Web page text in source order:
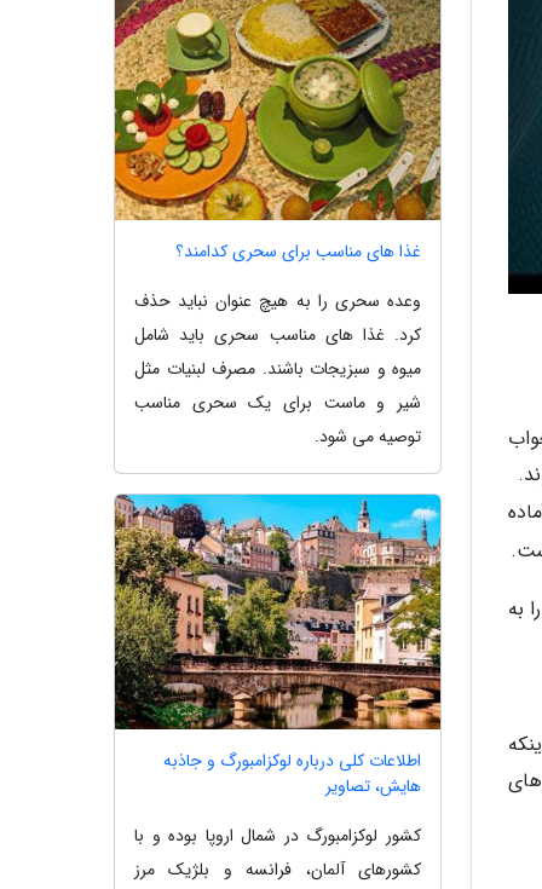
به
غذا های مناسب برای سحری کدامند؟
وعده سحری را به هیچ عنوان نباید حذف
کرد. غذا های مناسب سحری باید شامل
میوه و سبزیجات باشند. مصرف لبنیات مثل
شیر و ماست برای یک سحری مناسب
توصیه می شود.
اطلاعات کلی درباره لوکزامبورگ و جاذبه
هایش، تصاویر
کشور لوکزامبورگ در شمال اروپا بوده و با
کشورهای آلمان، فرانسه و بلژیک مرز